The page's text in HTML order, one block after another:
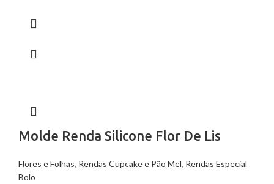
Molde Renda Silicone Flor De Lis
Flores e Folhas, Rendas Cupcake e Pão Mel, Rendas Especial
Bolo